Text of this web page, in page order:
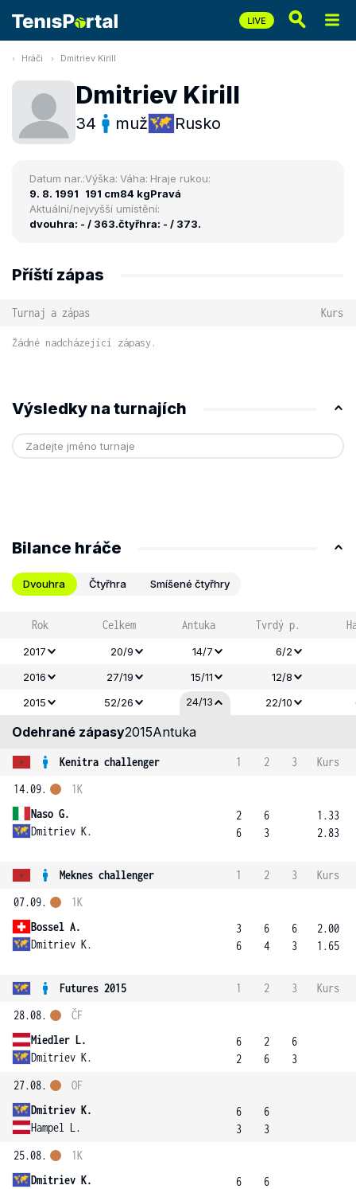
Hráči Dmitriev Kirill
Dmitriev Kirill
34 muž Rusko
Datum nar.:
9. 8. 1991
Výška:
191 cm
Váha:
84 kg
Hraje rukou:
Pravá
Aktuální/nejvyšší umístění:
dvouhra: - / 363.čtyřhra: - / 373.
Příští zápas
Turnaj a zápas Kurs
Žádné nadcházející zápasy.
Výsledky na turnajích
Bilance hráče
Dvouhra Čtyřhra Smíšené čtyřhry
Rok Celkem Antuka Tvrdý p.
2017 20/9 14/7
6/2
2016
27/19 15/11
12/8
2015
52/26 24/13 22/10
Odehrané zápasy2015Antuka
Kenitra challenger 1 2 3
Kurs
14.09.
Naso G.
Dmitriev K.
1K
2
6
6
3
1.33
2.83
Meknes challenger 1 2 3
Kurs
07.09.
Bossel A.
Dmitriev K.
1K
3
6
6
4
6
3
2.00
1.65
Futures 2015 1 2 3
Kurs
28.08.
Miedler L.
Dmitriev K.
ČF
6
2
2
6
6
3
27.08.
Dmitriev K.
Hampel L.
OF
6
3
6
3
25.08.
Dmitriev K.
1K
6
6